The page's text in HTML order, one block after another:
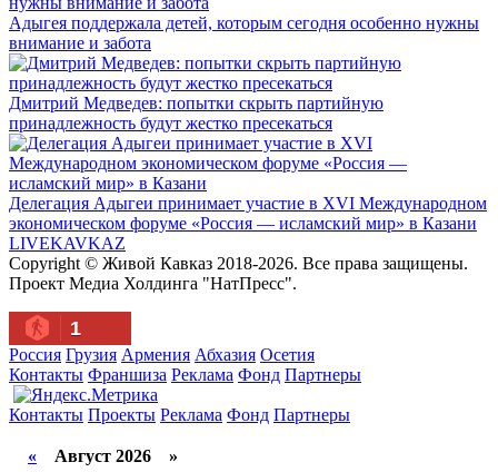
Адыгея поддержала детей, которым сегодня особенно нужны
внимание и забота
Дмитрий Медведев: попытки скрыть партийную
принадлежность будут жестко пресекаться
Делегация Адыгеи принимает участие в XVI Международном
экономическом форуме «Россия — исламский мир» в Казани
LIVEKAVKAZ
Copyright © Живой Кавказ 2018-2026. Все права защищены.
Проект Медиа Холдинга "НатПресс".
1
Россия Грузия Армения Абхазия Осетия
Контакты Франшиза Реклама Фонд Партнеры
Контакты Проекты Реклама Фонд Партнеры
« Август 2026 »